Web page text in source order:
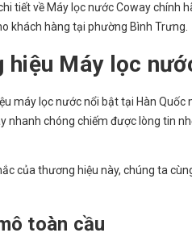
tiết về Máy lọc nước Coway
khách hàng tại phường Bình Trưng.
hiệu Máy lọc
máy lọc nước nổi bật tại Hàn
nhanh chóng chiếm được lòng tin
của thương hiệu này, chúng ta
toàn cầu